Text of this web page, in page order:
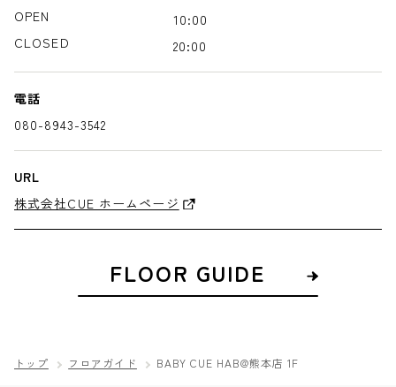
OPEN
10:00
CLOSED
20:00
電話
080-8943-3542
URL
株式会社CUE ホームページ
FLOOR GUIDE
トップ フロアガイド BABY CUE HAB@熊本店 1F